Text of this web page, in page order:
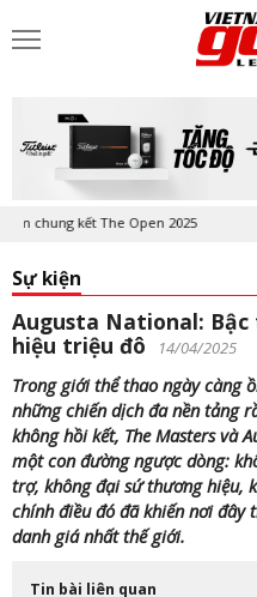
kết The Open 2025
Sự kiện
Augusta National:
hiệu triệu đô
14/04/2025
Trong giới thể thao ngày càng
những chiến dịch đa nền tảng
không hồi kết, The Masters và
một con đường ngược dòng:
trợ, không đại sứ thương hiệu,
chính điều đó đã khiến nơi
danh giá nhất thế giới.
Tin bài liên quan